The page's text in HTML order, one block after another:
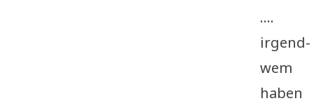
....
irgend­
wem
haben